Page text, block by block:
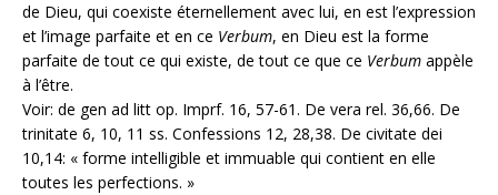
de Dieu, qui coexiste éternellement avec lui, en est l’expression
et l’image parfaite et en ce Verbum, en Dieu est la forme
parfaite de tout ce qui existe, de tout ce que ce Verbum appèle
à l’être.
Voir: de gen ad litt op. Imprf. 16, 57-61. De vera rel. 36,66. De
trinitate 6, 10, 11 ss. Confessions 12, 28,38. De civitate dei
10,14: « forme intelligible et immuable qui contient en elle
toutes les perfections. »